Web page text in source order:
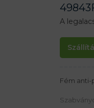
49843
A
Fém anti-